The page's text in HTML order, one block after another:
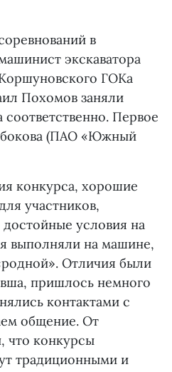
в
экскаватора
ГОКа
Похомов заняли
соответственно. Первое
(ПАО «Южный
конкурса, хорошие
участников,
условия на
выполняли на машине,
Отличия были
пришлось немного
контактами с
общение. От
что конкурсы
традиционными и